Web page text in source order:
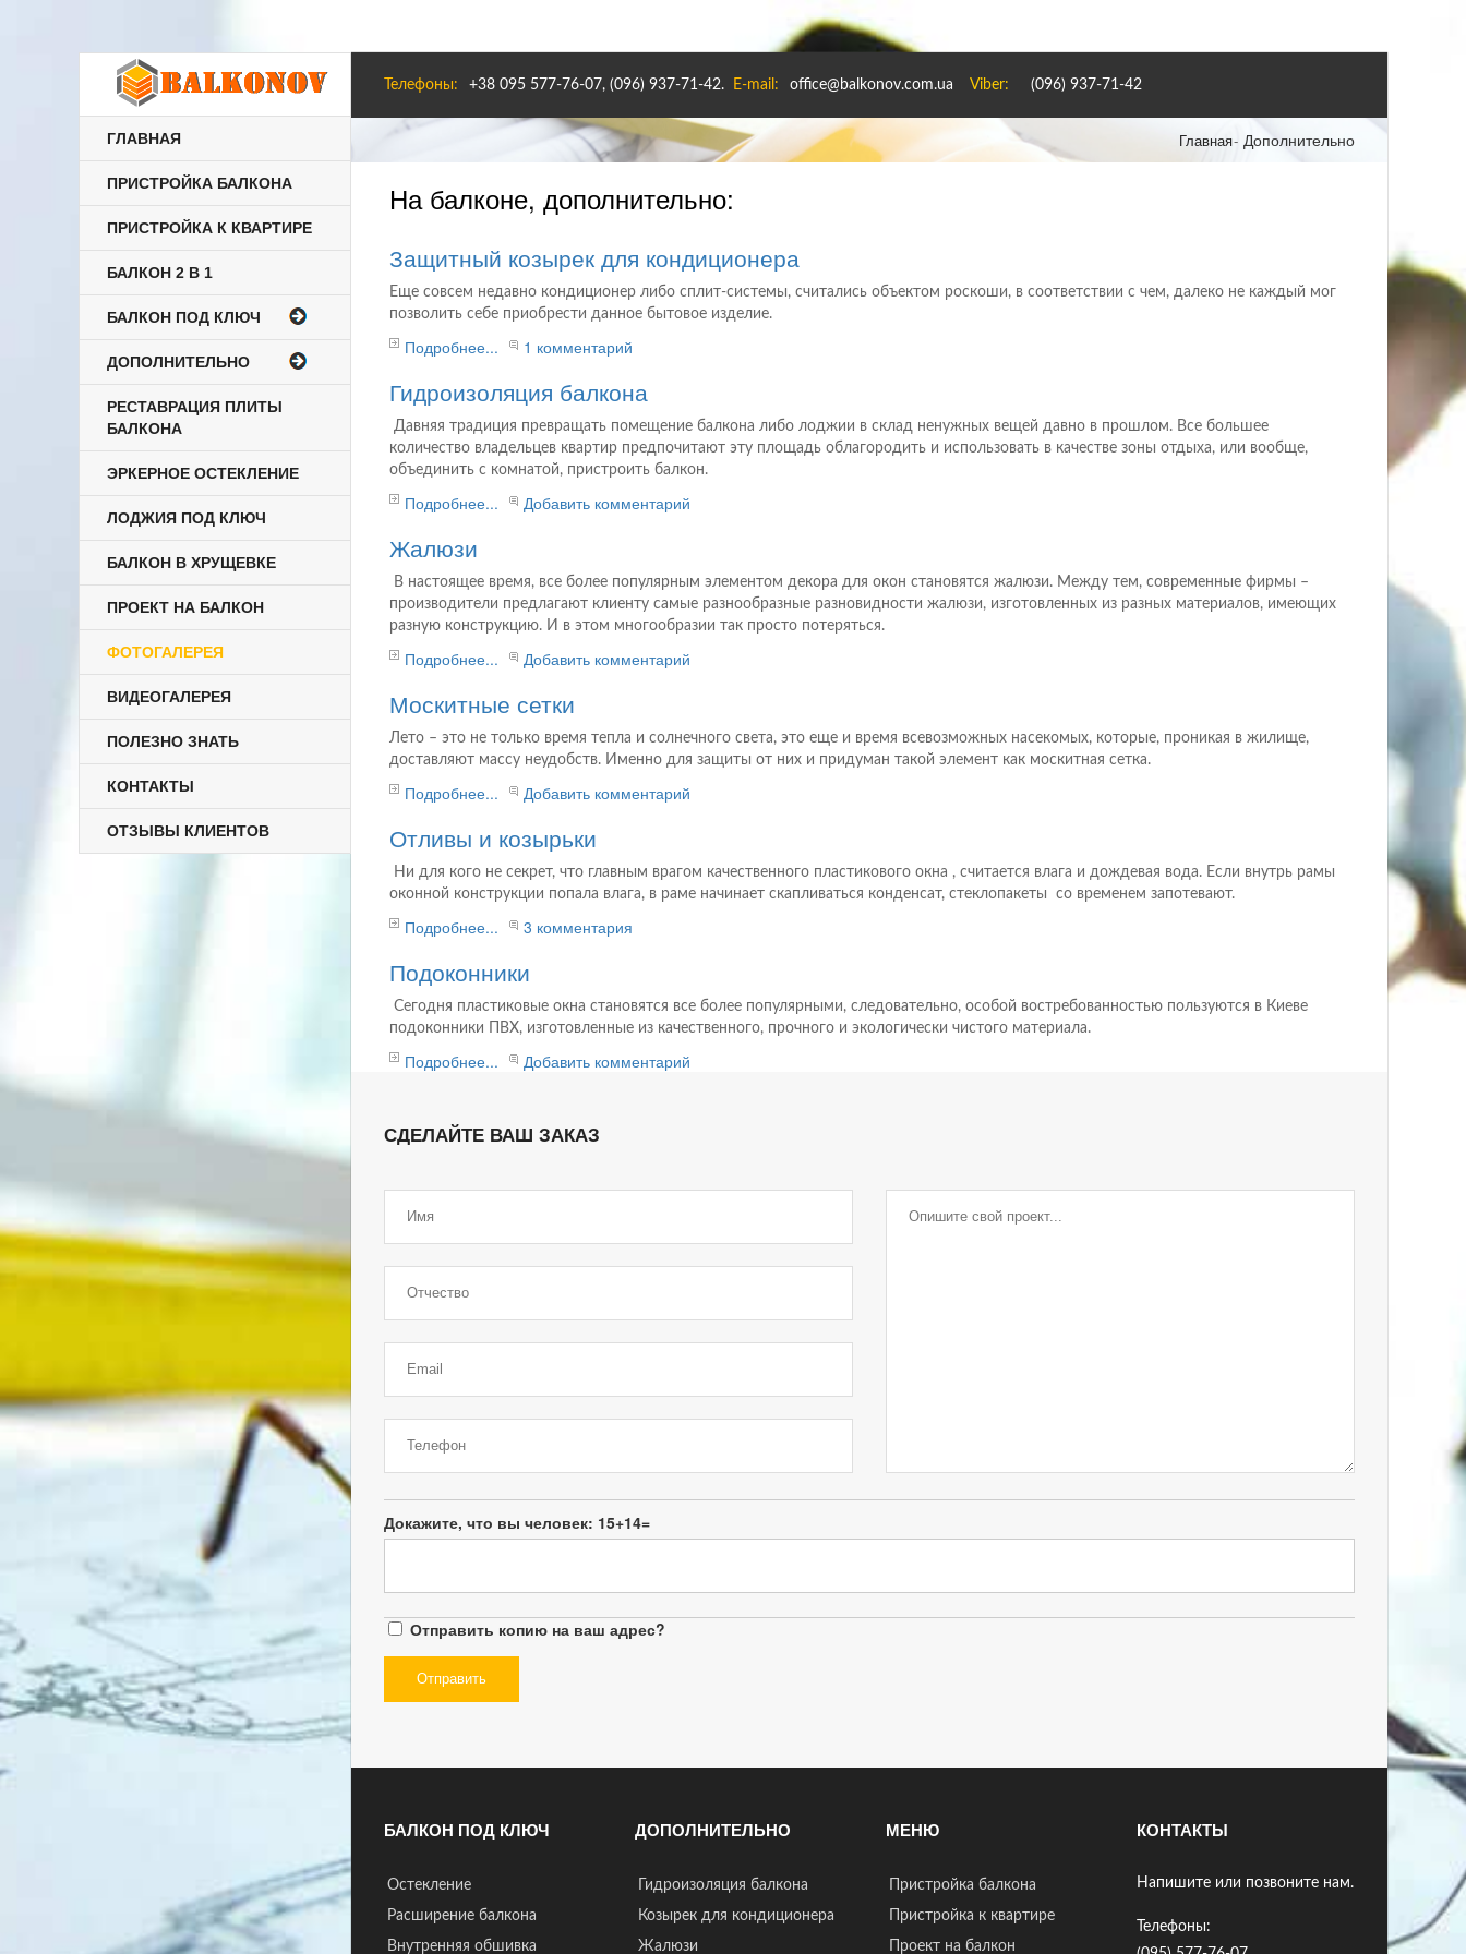
ГЛАВНАЯ
ПРИСТРОЙКА БАЛКОНА
ПРИСТРОЙКА К КВАРТИРЕ
БАЛКОН 2 В 1
БАЛКОН ПОД КЛЮЧ
ДОПОЛНИТЕЛЬНО
РЕСТАВРАЦИЯ ПЛИТЫ
БАЛКОНА
ЭРКЕРНОЕ ОСТЕКЛЕНИЕ
ЛОДЖИЯ ПОД КЛЮЧ
БАЛКОН В ХРУЩЕВКЕ
ПРОЕКТ НА БАЛКОН
ФОТОГАЛЕРЕЯ
ВИДЕОГАЛЕРЕЯ
ПОЛЕЗНО ЗНАТЬ
КОНТАКТЫ
ОТЗЫВЫ КЛИЕНТОВ
Телефоны: +38 095 577-76-07, (096) 937-71-42. E-mail: office@balkonov.com.ua Viber: (096) 937-71-42
Главная Дополнительно
На балконе, дополнительно:
Защитный козырек для кондиционера
Еще совсем недавно кондиционер либо сплит-системы, считались объектом роскоши, в соответствии с чем, далеко не каждый мог
позволить себе приобрести данное бытовое изделие.
Подробнее... 1 комментарий
Гидроизоляция балкона
Давняя традиция превращать помещение балкона либо лоджии в склад ненужных вещей давно в прошлом. Все большее
количество владельцев квартир предпочитают эту площадь облагородить и использовать в качестве зоны отдыха, или вообще,
объединить с комнатой, пристроить балкон.
Подробнее... Добавить комментарий
Жалюзи
В настоящее время, все более популярным элементом декора для окон становятся жалюзи. Между тем, современные фирмы –
производители предлагают клиенту самые разнообразные разновидности жалюзи, изготовленных из разных материалов, имеющих
разную конструкцию. И в этом многообразии так просто потеряться.
Подробнее... Добавить комментарий
Москитные сетки
Лето – это не только время тепла и солнечного света, это еще и время всевозможных насекомых, которые, проникая в жилище,
доставляют массу неудобств. Именно для защиты от них и придуман такой элемент как москитная сетка.
Подробнее... Добавить комментарий
Отливы и козырьки
Ни для кого не секрет, что главным врагом качественного пластикового окна , считается влага и дождевая вода. Если внутрь рамы
оконной конструкции попала влага, в раме начинает скапливаться конденсат, стеклопакеты со временем запотевают.
Подробнее... 3 комментария
Подоконники
Сегодня пластиковые окна становятся все более популярными, следовательно, особой востребованностью пользуются в Киеве
подоконники ПВХ, изготовленные из качественного, прочного и экологически чистого материала.
Подробнее... Добавить комментарий
СДЕЛАЙТЕ ВАШ ЗАКАЗ
Докажите, что вы человек: 15+14=
Отправить копию на ваш адрес?
БАЛКОН ПОД КЛЮЧ
Остекление
Расширение балкона
Внутренняя обшивка
ДОПОЛНИТЕЛЬНО
Гидроизоляция балкона
Козырек для кондиционера
Жалюзи
МЕНЮ
Пристройка балкона
Пристройка к квартире
Проект на балкон
КОНТАКТЫ
Напишите или позвоните нам.
Телефоны: